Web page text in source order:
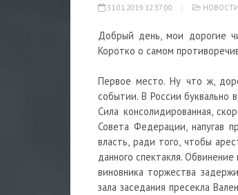
31.01.2019 12:37:00 НОВОСТИ
Добрый день, мои дорогие
Коротко о самом
Первое место. Ну что ж,
событии. В России буквально
Сила консолидированная,
Совета Федерации, напугав
власть, ради того, чтобы
данного спектакля.
виновника торжества
зала заседания пресекла